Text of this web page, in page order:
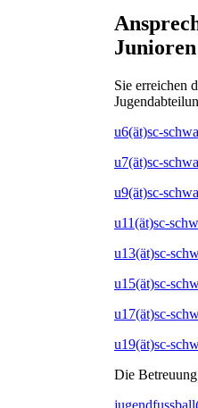
Junioren
Sie erreichen
u6(ät)sc-
u7(ät)sc-
u9(ät)sc-
u11(ät)sc-
u13(ät)sc-
u15(ät)sc-
u17(ät)sc-
u19(ät)sc-
Die